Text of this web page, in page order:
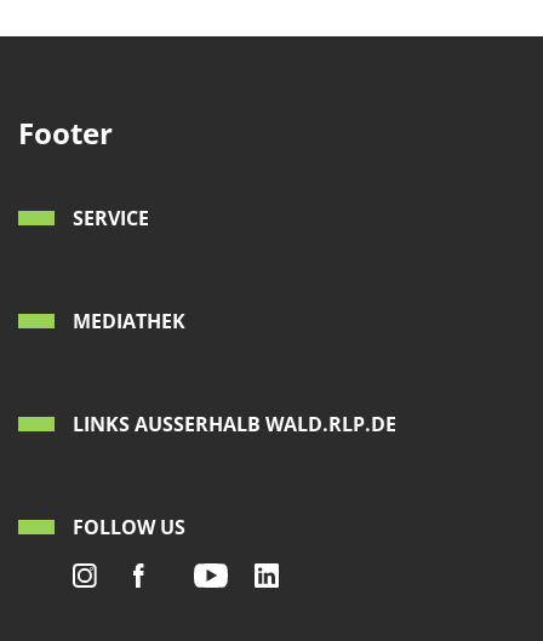
Footer
SERVICE
MEDIATHEK
LINKS AUSSERHALB WALD.RLP.DE
FOLLOW US